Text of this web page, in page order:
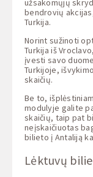
bendrovių
Turkija.
Norint sužinoti
Turkija iš
įvesti savo
Turkijoje,
skaičių.
Be to,
modulyje galite
skaičių, taip pat
neįskaičiuotas
bilieto į Antaliją
Lėktuvų